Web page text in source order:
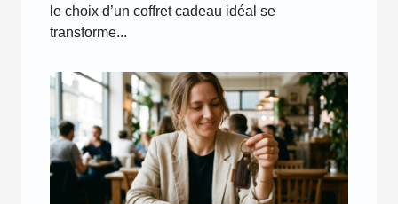
le choix d’un coffret cadeau idéal se
transforme...